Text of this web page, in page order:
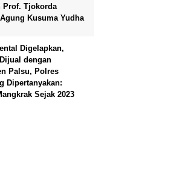
Prof. Tjokorda
Kusuma Yudha
Digelapkan,
dengan
Palsu, Polres
Dipertanyakan:
Sejak 2023